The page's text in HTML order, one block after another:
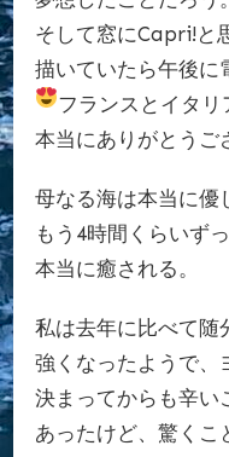
そして窓にCapri!と
描いていたら午後に
フランスとイタ
本当にありがとうご
母なる海は本当に優
もう4時間くらいず
本当に癒される。
私は去年に比べて随
強くなったようで、
決まってからも辛い
あったけど、驚くこ